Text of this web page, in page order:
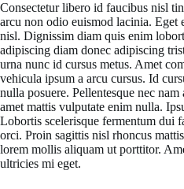
Consectetur libero id faucibus nisl
arcu non odio euismod lacinia. Eget
nisl. Dignissim diam quis enim
adipiscing diam donec adipiscing
urna nunc id cursus metus. Amet
vehicula ipsum a arcu cursus. Id
nulla posuere. Pellentesque nec
amet mattis vulputate enim nulla.
Lobortis scelerisque fermentum dui
orci. Proin sagittis nisl rhoncus
lorem mollis aliquam ut porttitor.
ultricies mi eget.